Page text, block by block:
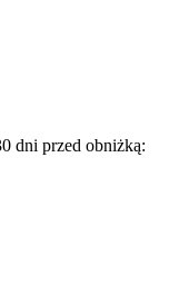
dni przed obniżką: